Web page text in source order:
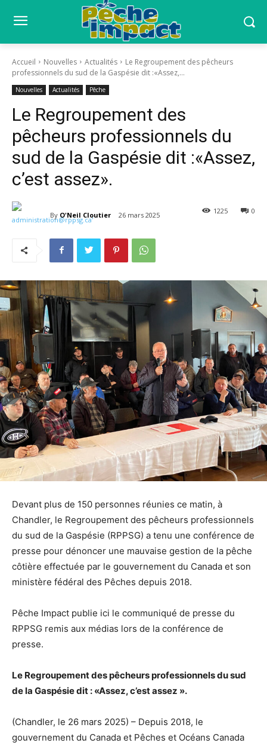
Accueil Nouvelles Actualités
Le Regroupement des pêcheurs
professionnels du sud de la Gaspésie dit :«Assez,...
Nouvelles Actualités Pêche
Le Regroupement des
pêcheurs professionnels du
sud de la Gaspésie dit :«Assez,
c’est assez».
By O'Neil Cloutier 26 mars 2025 0
1225
Devant plus de 150 personnes réunies ce matin, à
Chandler, le Regroupement des pêcheurs professionnels
du sud de la Gaspésie (RPPSG) a tenu une conférence de
presse pour dénoncer une mauvaise gestion de la pêche
côtière effectuée par le gouvernement du Canada et son
ministère fédéral des Pêches depuis 2018.
Pêche Impact publie ici le communiqué de presse du
RPPSG remis aux médias lors de la conférence de
presse.
Le Regroupement des pêcheurs professionnels du sud
de la Gaspésiedit : «Assez, c’est assez ».
(Chandler, le 26 mars 2025) – Depuis 2018, le
gouvernement du Canada et Pêches et Océans Canada